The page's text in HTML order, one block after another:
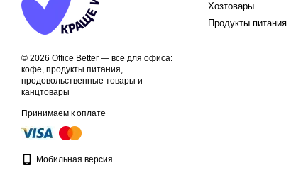
© 2026 Office Better — все для офиса:
кофе, продукты питания,
продовольственные товары и
канцтовары
Принимаем к оплате
Мобильная версия
Хозтовары
Продукты питания